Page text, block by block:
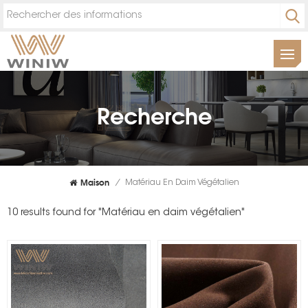
Recherche
Maison / Matériau En Daim Végétalien
10 results found for "Matériau en daim végétalien"